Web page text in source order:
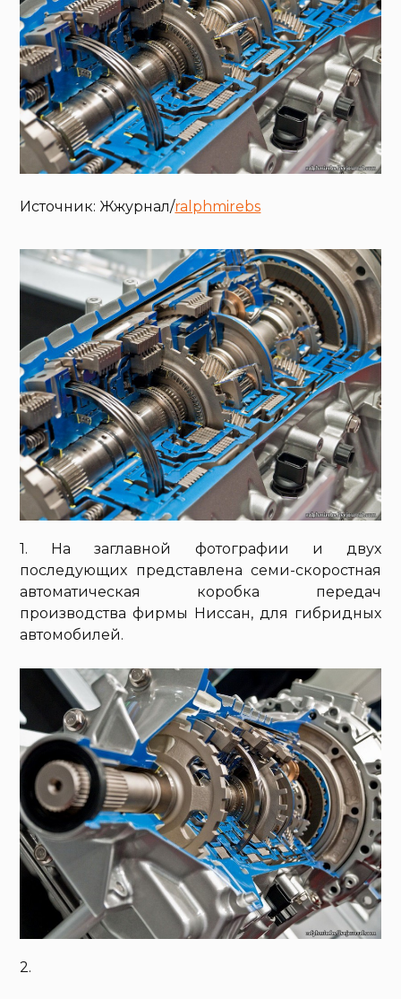
Источник: Жжурнал/ralphmirebs
1. На заглавной фотографии и двух
последующих представлена семи-скоростная
автоматическая коробка передач
производства фирмы Ниссан, для гибридных
автомобилей.
2.